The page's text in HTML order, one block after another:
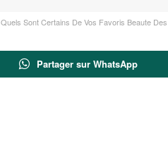
Quels Sont Certains De Vos Favoris Beaute
Partager sur WhatsApp